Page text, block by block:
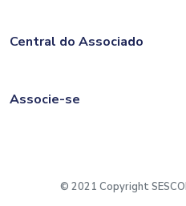
Central do Associado
Associe-se
© 2021 Copyright